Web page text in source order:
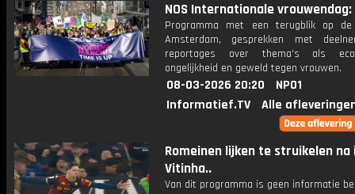
NOS Internationale vrouwendag:
Programma met een terugblik op
Amsterdam, gesprekken met
reportages over thema's als
ongelijkheid en geweld tegen vrouwen.
08-03-2026 20:20
NPO1
Informatief.TV
Alle
Romeinen lijken te struikelen
Vitinha..
Van dit programma is geen informatie